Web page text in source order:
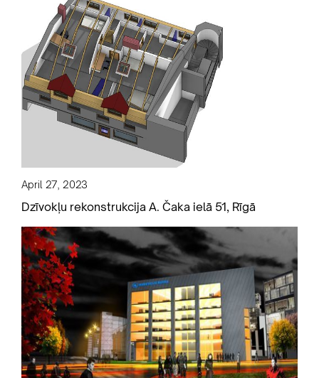
April 27, 2023
Dzīvokļu rekonstrukcija A. Čaka ielā 51, Rīgā